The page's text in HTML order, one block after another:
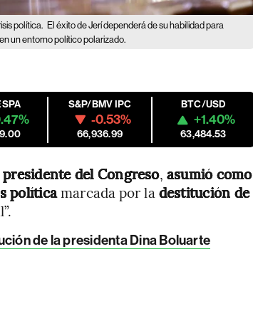
política. El éxito de Jerí dependerá de su habilidad para
un entorno político polarizado.
S&P/BMV IPC
-0.53%
66,936.99
BTC/USD
+1.40%
63,484.53
presidente del Congreso, asumió como
políticamarcada por la destitución de
de la presidenta Dina Boluarte